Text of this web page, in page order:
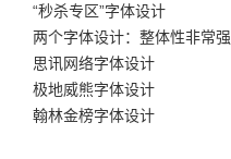
“秒杀专区”字体设计
两个字体设计：整体性非常强
思讯网络字体设计
极地威熊字体设计
翰林金榜字体设计